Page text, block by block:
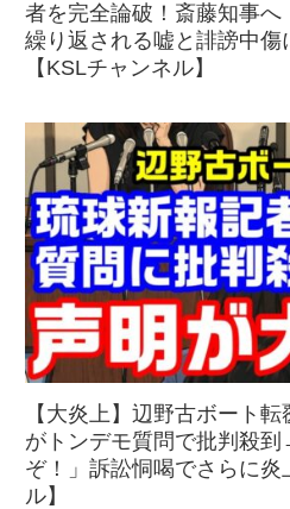
者を完全論破！斎藤知事へ
繰り返される嘘と誹謗中傷
【KSLチャンネル】
【大炎上】辺野古ボート
がトンデモ質問で批判殺
ぞ！」訴訟恫喝でさらに炎
ル】